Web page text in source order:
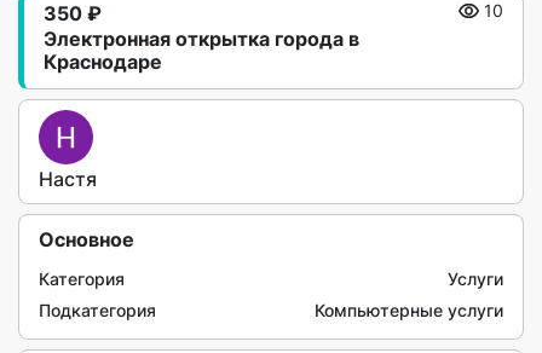
Электронная открытка города в
Краснодаре
350 ₽ 10
Настя
Основное
Категория
Услуги
Подкатегория
Компьютерные услуги